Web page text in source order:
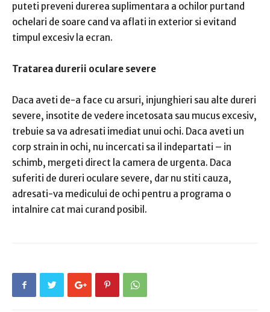
puteti preveni durerea suplimentara a ochilor purtand
ochelari de soare cand va aflati in exterior si evitand
timpul excesiv la ecran.
Tratarea durerii oculare severe
Daca aveti de-a face cu arsuri, injunghieri sau alte dureri
severe, insotite de vedere incetosata sau mucus excesiv,
trebuie sa va adresati imediat unui ochi. Daca aveti un
corp strain in ochi, nu incercati sa il indepartati – in
schimb, mergeti direct la camera de urgenta. Daca
suferiti de dureri oculare severe, dar nu stiti cauza,
adresati-va medicului de ochi pentru a programa o
intalnire cat mai curand posibil.